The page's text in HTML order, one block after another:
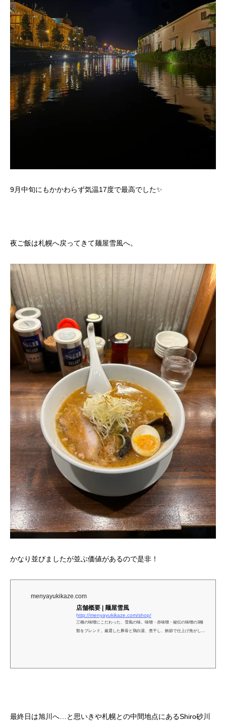
9月中旬にもかかわらず気温17度で最高でした✨
夜ご飯は札幌へ戻ってきて麺屋雪風へ。
かなり並びましたが並ぶ価値があるので是非！
menyayukikaze.com
店舗概要 | 麺屋雪風
http://menyayukikaze.com/shop/
三種の味噌にこだわった、雪風の味。味噌・赤味噌・秘伝の味噌の3種
類をブレンド。厳選した豚骨と鶏白湯、煮干し、鮪節で仕上げ焦がし油
最終日は旭川へ…と思いきや札幌との中間地点にあるShiro砂川